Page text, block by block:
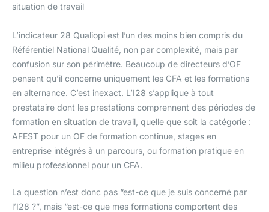
situation de travail
L’indicateur 28 Qualiopi est l’un des moins bien compris du
Référentiel National Qualité, non par complexité, mais par
confusion sur son périmètre. Beaucoup de directeurs d’OF
pensent qu’il concerne uniquement les CFA et les formations
en alternance. C’est inexact. L’I28 s’applique à tout
prestataire dont les prestations comprennent des périodes de
formation en situation de travail, quelle que soit la catégorie :
AFEST pour un OF de formation continue, stages en
entreprise intégrés à un parcours, ou formation pratique en
milieu professionnel pour un CFA.
La question n’est donc pas “est-ce que je suis concerné par
l’I28 ?”, mais “est-ce que mes formations comportent des